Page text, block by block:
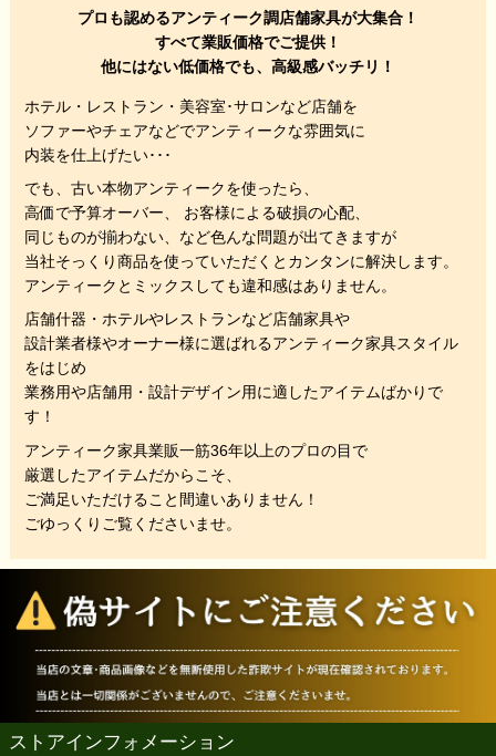
プロも認めるアンティーク調店舗家具が大集合！
すべて業販価格でご提供！
他にはない低価格でも、高級感バッチリ！
ホテル・レストラン・美容室･サロンなど店舗を
ソファーやチェアなどでアンティークな雰囲気に
内装を仕上げたい･･･
でも、 古い本物アンティークを使ったら、
高価で予算オーバー、 お客様による破損の心配、
同じものが揃わない、 など色んな問題が出てきますが
当社そっくり商品を使っていただくと カンタンに解決します。
アンティークとミックスしても違和感はありません。
店舗什器・ホテルやレストランなど店舗家具や
設計業者様やオーナー様に選ばれるアンティーク家具スタイル
をはじめ
業務用や店舗用・設計デザイン用に適したアイテムばかりで
す！
アンティーク家具業販一筋36年以上のプロの目で
厳選したアイテムだからこそ、
ご満足いただけること間違いありません！
ごゆっくりご覧くださいませ。
ストアインフォメーション